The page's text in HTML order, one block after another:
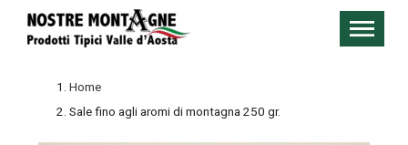
Home
Sale fino agli aromi di montagna 250 gr.